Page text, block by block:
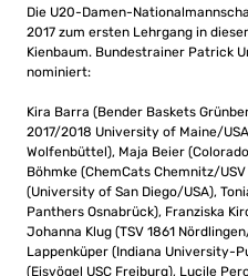
Die U20-Damen-
2017 zum ersten Lehrgang in
Kienbaum. Bundestrainer Patrick
nominiert:
Kira Barra (Bender Baskets
2017/2018 University of Maine/
Wolfenbüttel), Maja Beier
Böhmke (ChemCats Chemnitz/
(University of San Diego/USA),
Panthers Osnabrück), Franziska
Johanna Klug (TSV 1861
Lappenküper (Indiana University-
(Eisvögel USC Freiburg), Lucile